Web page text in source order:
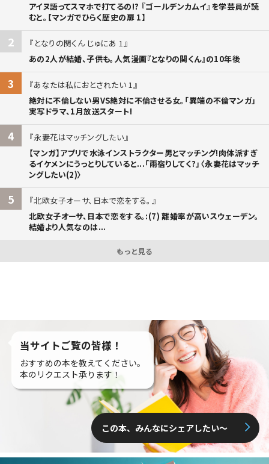
アイヌ語ってスマホで打てるの!? 『ゴールデンカムイ』を学芸員が読
むと。【マンガでひらく歴史の扉 1】
2
となりの関くん じゅにあ 1
あの2人が結婚、子供も。人気漫画『となりの関くん』の10年後
3
あなたは私におとされたい 1
絶対に不倫しない男VS絶対に不倫させる女。「異端の不倫マンガ」
実写ドラマ、1月放送スタート!
4
永妻花はマッチングしたい
【マンガ】アプリで水泳インストラクター男とマッチング!肉体派すぎ
るイケメンにうっとりしていると...「雨宿りしてく?」〈永妻花はマッチ
ングしたい(2)〉
5
北欧女子オーサ、日本で恋をする。
北欧女子オーサ、日本で恋をする。:(7) 離婚率が高いスウェーデン。
結婚より人気なのは...
もっと見る
当サイトご覧の皆様！
おすすめの本を教えてください。
本のリクエスト承ります！
この本、みんなにシェアしたい〜